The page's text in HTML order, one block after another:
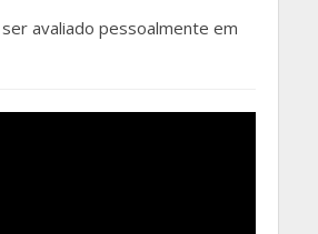
avaliado pessoalmente em